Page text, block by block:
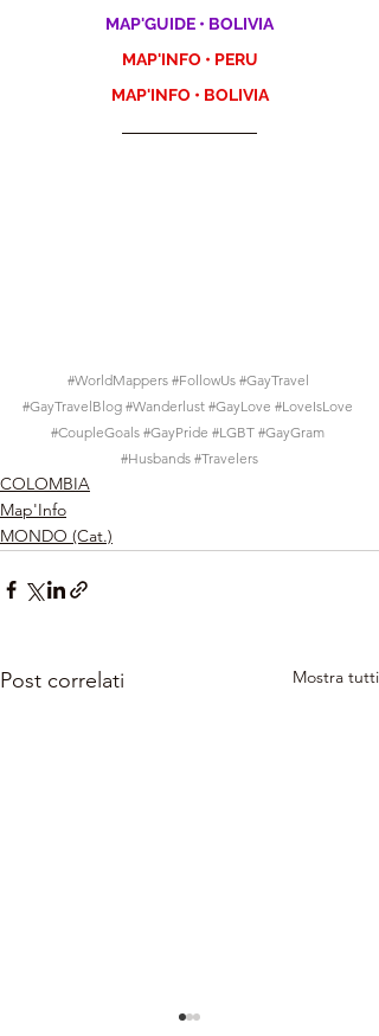
MAP'GUIDE • BOLIVIA
MAP'INFO • PERU
MAP'INFO • BOLIVIA
#WorldMappers #FollowUs #GayTravel
#GayTravelBlog #Wanderlust #GayLove #LoveIsLove
#CoupleGoals #GayPride #LGBT #GayGram
#Husbands #Travelers
COLOMBIA
Map'Info
MONDO (Cat.)
Post correlati Mostra tutti